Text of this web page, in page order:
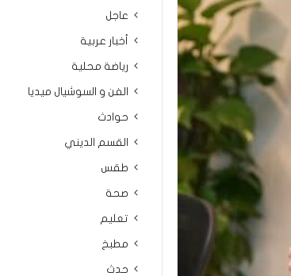
عاجل
أخبار عربية
رياضة محلية
الفن و السوشيال ميديا
حوادث
القسم الديني
طقس
صحة
تعليم
مطبخ
حدث